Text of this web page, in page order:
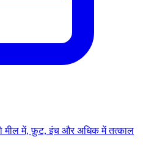
मील में, फ़ुट, इंच और अधिक में तत्काल